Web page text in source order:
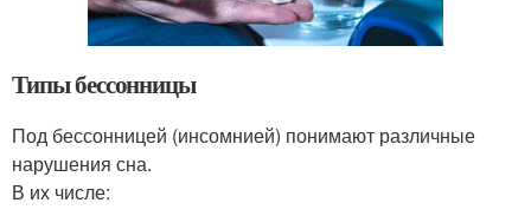
Типы бессонницы
Под бессонницей (инсомнией) понимают различные
нарушения сна.
В их числе: